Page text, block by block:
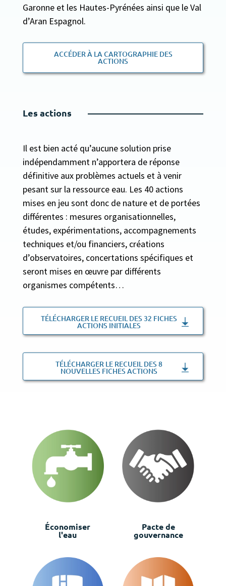
Garonne et les Hautes-Pyrénées ainsi que le Val
d’Aran Espagnol.
ACCÉDER À LA CARTOGRAPHIE DES
ACTIONS
Les actions
Il est bien acté qu’aucune solution prise
indépendamment n’apportera de réponse
définitive aux problèmes actuels et à venir
pesant sur la ressource eau. Les 40 actions
mises en jeu sont donc de nature et de portées
différentes : mesures organisationnelles,
études, expérimentations, accompagnements
techniques et/ou financiers, créations
d’observatoires, concertations spécifiques et
seront mises en œuvre par différents
organismes compétents…
TÉLÉCHARGER LE RECUEIL DES 32 FICHES
ACTIONS INITIALES
TÉLÉCHARGER LE RECUEIL DES 8
NOUVELLES FICHES ACTIONS
Économiser
l'eau
Pacte de
gouvernance